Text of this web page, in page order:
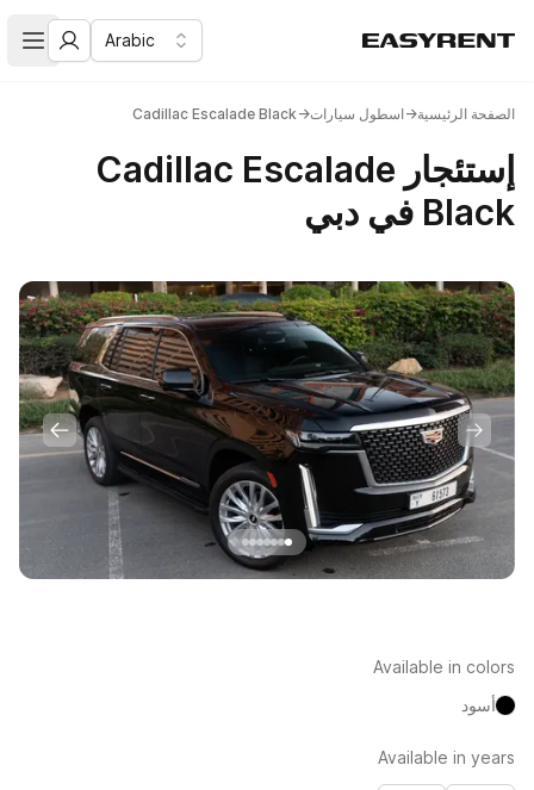
Easy Rent
تأجير سيارات فئه رجال الأعمال و الدرجة الممتازة في دبي Arabic
الصفحة الرئيسية→اسطول سيارات→
Cadillac Escalade Black
إستئجار Cadillac Escalade
Black في دبي
Available in colors
أسود
Available in years